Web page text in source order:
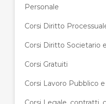
Personale
Corsi Diritto
Corsi Diritto Societario
Corsi Gratuiti
Corsi Lavoro Pubblico